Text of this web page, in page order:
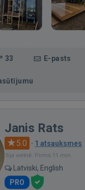
33 E-pasts
Janis Rats
5.0 · 1 atsauksmes
Bija vietnē: Pirms 11 min.
Latviski, English
PRO